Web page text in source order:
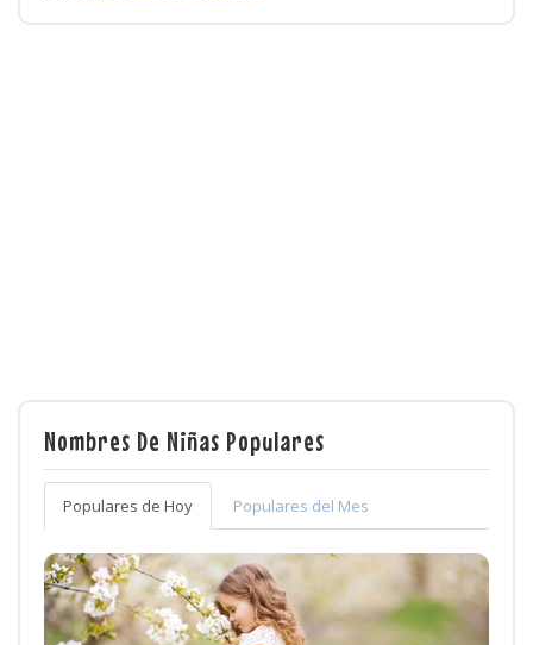
Nombres De Niñas Populares
Populares de Hoy Populares del Mes